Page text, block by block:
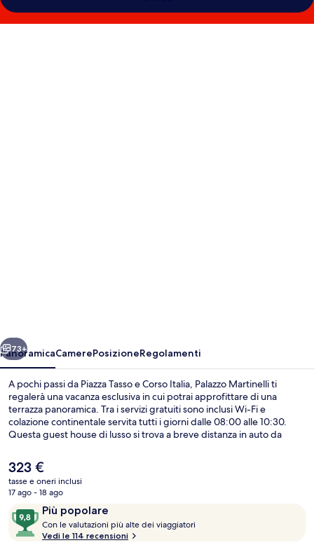
Avanti
73+
PanoramicaCamerePosizioneRegolamenti
A pochi passi da Piazza Tasso e Corso Italia, Palazzo Martinelli ti
regalerà una vacanza esclusiva in cui potrai approfittare di una
terrazza panoramica. Tra i servizi gratuiti sono inclusi Wi-Fi e
colazione continentale servita tutti i giorni dalle 08:00 alle 10:30.
Questa guest house di lusso si trova a breve distanza in auto da
Il
prezzo
attuale
323 €
323 €
tasse e oneri inclusi
17 ago - 18 ago
RecensioniPiù popolare
9,8
su
10,
Con le valutazioni più alte dei viaggiatori
Vedi le 114 recensioni